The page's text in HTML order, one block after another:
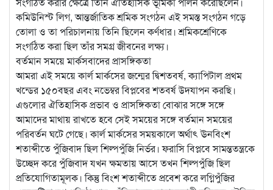
কমিউনিস্ট লিগ, আন্তর্জাতিক শ্রমিক সংগঠন এই সমস্ত সংগঠন গড়ে
তোলা ও তা পরিচালনায় তিনি ছিলেন কর্ণধার। শ্রমিকশ্রেণিকে
সংগঠিত করা ছিল তাঁর সমগ্র জীবনের লক্ষ্য।
বর্তমান সময়ে মার্কসবাদের প্রাসঙ্গিকতা
আমরা এই সময়ে কার্ল মার্কসের জন্মের দ্বিশতবর্ষ, ক্যাপিটাল প্রথম
খন্ডের ১৫০বছর এবং নভেম্বর বিপ্লবের শতবর্ষ উদযাপন করছি।
এগুলোর ঐতিহাসিক প্রভাব ও প্রাসঙ্গিকতা বোঝার সঙ্গে সঙ্গে
আমাদের মাথায় রাখতে হবে সেই সময়ের সঙ্গে বর্তমান সময়ের
পরিবর্তন ঘটে গেছে। কার্ল মার্কসের সময়কালে অর্থাৎ ঊনবিংশ
শতাব্দীতে পুঁজিবাদ ছিল শিল্পপুঁজি নির্ভর। ফরাসি বিপ্লবে সামন্ততন্ত্রকে
উচ্ছেদ করে পুঁজিবাদ যখন ক্ষমতায় আসে তখন শিল্পপুঁজি ছিল
প্রতিযোগিতামূলক। কিন্তু বিংশ শতাব্দীতে প্রবেশ করে লগ্নিপুঁজির